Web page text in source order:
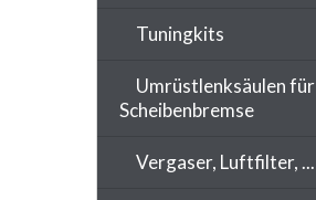
Tuningkits
Umrüstlenksäulen für
Scheibenbremse
Vergaser, Luftfilter, ...